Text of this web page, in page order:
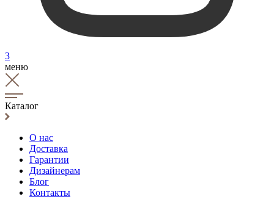
3
меню
Каталог
О нас
Доставка
Гарантии
Дизайнерам
Блог
Контакты